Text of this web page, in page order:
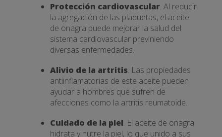
Protección cardiovascular. Al reducir
la agregación de las plaquetas, el aceite
de onagra puede mejorar la salud del
sistema cardiovascular previniendo
diversas enfermedades.
Alivio de la artritis. Las propiedades
antiinflamatorias de este aceite pueden
ayudar a hombres que sufren de
afecciones como la artritis reumatoide.
Cuidado de la piel. El aceite de onagra
hidrata y nutre la piel, lo que unido a sus